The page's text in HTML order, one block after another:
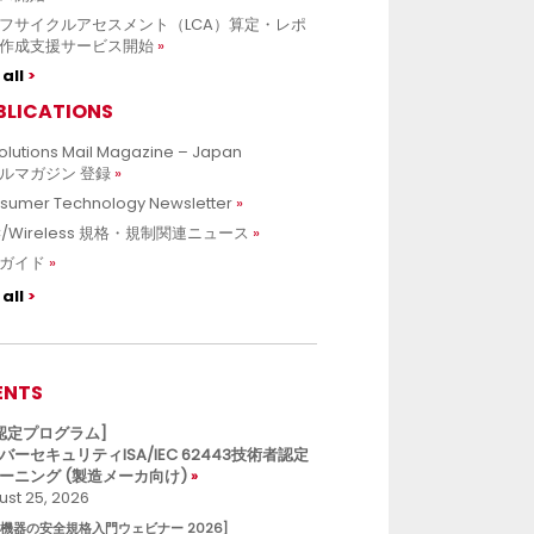
サイクルアセスメント（LCA）算定・レポ
成支援サービス開始
all
Mail Magazine – Japan
マガジン 登録
Technology Newsletter
Wireless 規格・規制関連ニュース
イド
all
定プログラム]
ーセキュリティISA/IEC 62443技術者認定
ニング (製造メーカ向け)
25, 2026
器の安全規格入門ウェビナー 2026]